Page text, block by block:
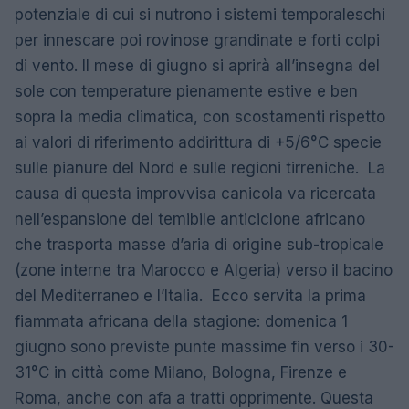
potenziale di cui si nutrono i sistemi temporaleschi
per innescare poi rovinose grandinate e forti colpi
di vento. Il mese di giugno si aprirà all’insegna del
sole con temperature pienamente estive e ben
sopra la media climatica, con scostamenti rispetto
ai valori di riferimento addirittura di +5/6°C specie
sulle pianure del Nord e sulle regioni tirreniche. La
causa di questa improvvisa canicola va ricercata
nell’espansione del temibile anticiclone africano
che trasporta masse d’aria di origine sub-tropicale
(zone interne tra Marocco e Algeria) verso il bacino
del Mediterraneo e l’Italia. Ecco servita la prima
fiammata africana della stagione: domenica 1
giugno sono previste punte massime fin verso i 30-
31°C in città come Milano, Bologna, Firenze e
Roma, anche con afa a tratti opprimente. Questa